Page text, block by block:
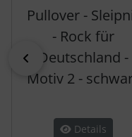
zurück
Pullover -
- Rock für
Deutschland -
Motiv 2 -
Details